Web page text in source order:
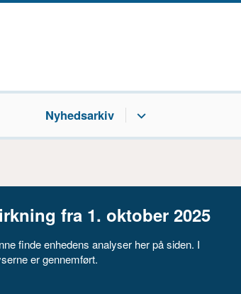
Nyhedsarkiv
fra 1. oktober 2025
finde enhedens analyser her på siden. I
er gennemført.